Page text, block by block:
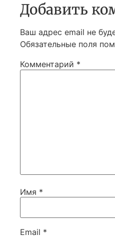
Добавить
Ваш адрес email не
Обязательные поля
Комментарий *
Имя *
Email *